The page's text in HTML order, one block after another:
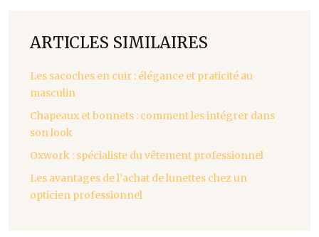
ARTICLES SIMILAIRES
Les sacoches en cuir : élégance et praticité au
masculin
Chapeaux et bonnets : comment les intégrer dans
son look
Oxwork : spécialiste du vêtement professionnel
Les avantages de l’achat de lunettes chez un
opticien professionnel